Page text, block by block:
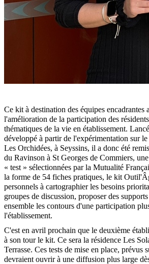
Ce kit à destination des équipes encadrantes
l'amélioration de la participation des
thématiques de la vie en établissement.
développé à partir de l'expérimentation sur
Les Orchidées, à Seyssins, il a donc été
du Ravinson à St Georges de Commiers,
« test » sélectionnées par la Mutualité
la forme de 54 fiches pratiques, le kit
personnels à cartographier les besoins
groupes de discussion, proposer des
ensemble les contours d'une participation
l'établissement.
C'est en avril prochain que le deuxième
à son tour le kit. Ce sera la résidence Les
Terrasse. Ces tests de mise en place, prévus
devraient ouvrir à une diffusion plus large